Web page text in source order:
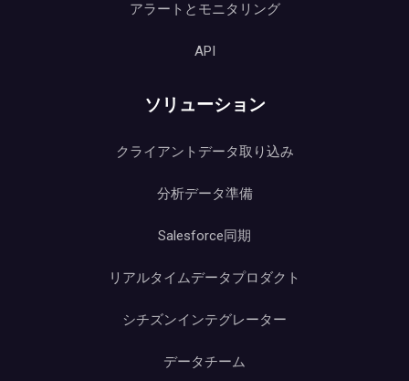
アラートとモニタリング
API
ソリューション
クライアントデータ取り込み
分析データ準備
Salesforce同期
リアルタイムデータプロダクト
シチズンインテグレーター
データチーム